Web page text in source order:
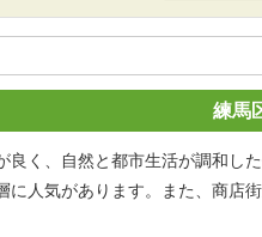
練馬
良く、自然と都市生活が調和し
に人気があります。また、商店